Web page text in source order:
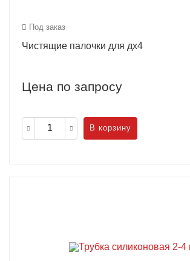
Под заказ
Чистящие палочки для дх4
Цена по запросу
В корзину